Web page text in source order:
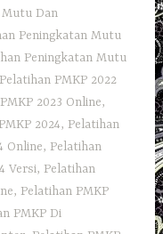
Mutu Dan
Peningkatan Mutu
Peningkatan Mutu
Pelatihan PMKP 2022
2023 Online,
2024, Pelatihan
Online, Pelatihan
Versi, Pelatihan
, Pelatihan PMKP
PMKP Di